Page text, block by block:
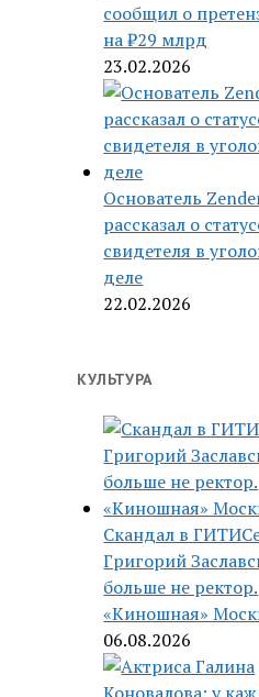
сообщил о
на ₽29 млрд
23.02.2026
Основатель
рассказал о
свидетеля в
деле
22.02.2026
КУЛЬТУРА
Скандал в
Григорий
больше не ректор.
«Киношная»
06.08.2026